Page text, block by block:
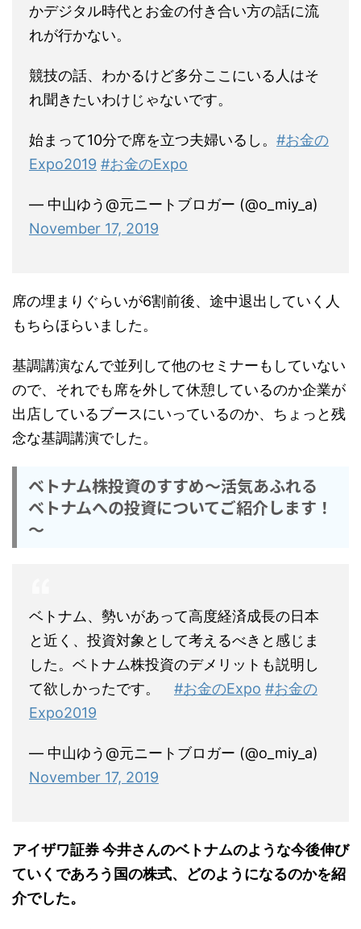
かデジタル時代とお金の付き合い方の話に流
れが行かない。
競技の話、わかるけど多分ここにいる人はそ
れ聞きたいわけじゃないです。
始まって10分で席を立つ夫婦いるし。 #お金の
Expo2019 #お金のExpo
— 中山ゆう@元ニートブロガー (@o_miy_a)
November 17, 2019
席の埋まりぐらいが6割前後、途中退出していく人
もちらほらいました。
基調講演なんで並列して他のセミナーもしていない
ので、それでも席を外して休憩しているのか企業が
出店しているブースにいっているのか、ちょっと残
念な基調講演でした。
ベトナム株投資のすすめ～活気あふれる
ベトナムへの投資についてご紹介します！
～
ベトナム、勢いがあって高度経済成長の日本
と近く、投資対象として考えるべきと感じま
した。ベトナム株投資のデメリットも説明し
て欲しかったです。 #お金のExpo #お金の
Expo2019
— 中山ゆう@元ニートブロガー (@o_miy_a)
November 17, 2019
アイザワ証券 今井さんのベトナムのような今後伸び
ていくであろう国の株式、どのようになるのかを紹
介でした。